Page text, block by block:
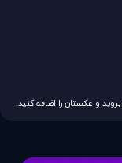
بروید و عکستان را اضافه کنید.